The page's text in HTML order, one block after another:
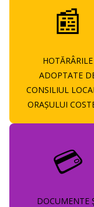
📰
HOTĂRÂRILE
ADOPTATE
CONSILIUL
ORAȘULUI
💳
DOCUMENTE